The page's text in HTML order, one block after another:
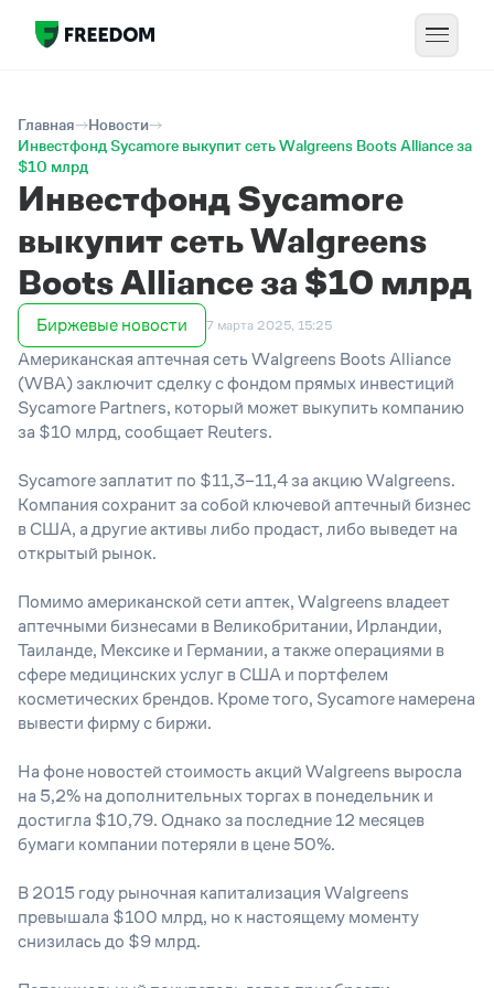
Главная
Новости
Инвестфонд Sycamore выкупит сеть Walgreens Boots Alliance за
$10 млрд
Инвестфонд Sycamore
выкупит сеть Walgreens
Boots Alliance за $10 млрд
Биржевые новости 7 марта 2025, 15:25
Американская аптечная сеть Walgreens Boots Alliance
(WBA) заключит сделку с фондом прямых инвестиций
Sycamore Partners, который может выкупить компанию
за $10 млрд, сообщает Reuters.
Sycamore заплатит по $11,3–11,4 за акцию Walgreens.
Компания сохранит за собой ключевой аптечный бизнес
в США, а другие активы либо продаст, либо выведет на
открытый рынок.
Помимо американской сети аптек, Walgreens владеет
аптечными бизнесами в Великобритании, Ирландии,
Таиланде, Мексике и Германии, а также операциями в
сфере медицинских услуг в США и портфелем
косметических брендов. Кроме того, Sycamore намерена
вывести фирму с биржи.
На фоне новостей стоимость акций Walgreens выросла
на 5,2% на дополнительных торгах в понедельник и
достигла $10,79. Однако за последние 12 месяцев
бумаги компании потеряли в цене 50%.
В 2015 году рыночная капитализация Walgreens
превышала $100 млрд, но к настоящему моменту
снизилась до $9 млрд.